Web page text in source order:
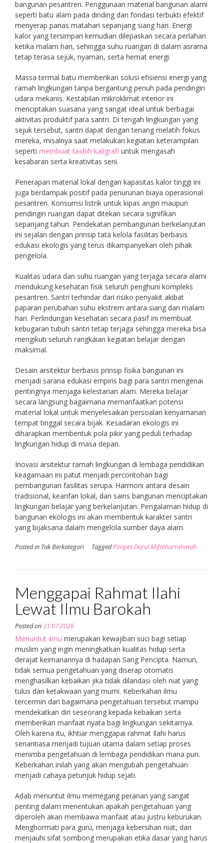
bangunan pesantren. Penggunaan material bangunan alami
seperti batu alam pada dinding dan fondasi terbukti efektif
menyerap panas matahari sepanjang siang hari. Energi
kalor yang tersimpan kemudian dilepaskan secara perlahan
ketika malam hari, sehingga suhu ruangan di dalam asrama
tetap terasa sejuk, nyaman, serta hemat energi.
Massa termal batu memberikan solusi efisiensi energi yang
ramah lingkungan tanpa bergantung penuh pada pendingin
udara mekanis. Kestabilan mikroklimat interior ini
menciptakan suasana yang sangat ideal untuk berbagai
aktivitas produktif para santri. Di tengah lingkungan yang
sejuk tersebut, santri dapat dengan tenang melatih fokus
mereka, misalnya saat melakukan kegiatan keterampilan
seperti membuat tasbih kaligrafi untuk mengasah
kesabaran serta kreativitas seni.
Penerapan material lokal dengan kapasitas kalor tinggi ini
juga berdampak positif pada penurunan biaya operasional
pesantren. Konsumsi listrik untuk kipas angin maupun
pendingin ruangan dapat ditekan secara signifikan
sepanjang tahun. Pendekatan pembangunan berkelanjutan
ini sejalan dengan prinsip tata kelola fasilitas berbasis
edukasi ekologis yang terus dikampanyekan oleh pihak
pengelola.
Kualitas udara dan suhu ruangan yang terjaga secara alami
mendukung kesehatan fisik seluruh penghuni kompleks
pesantren. Santri terhindar dari risiko penyakit akibat
paparan perubahan suhu ekstrem antara siang dan malam
hari. Perlindungan kesehatan secara pasif ini membuat
kebugaran tubuh santri tetap terjaga sehingga mereka bisa
mengikuti seluruh rangkaian kegiatan belajar dengan
maksimal.
Desain arsitektur berbasis prinsip fisika bangunan ini
menjadi sarana edukasi empiris bagi para santri mengenai
pentingnya menjaga kelestarian alam. Mereka belajar
secara langsung bagaimana memanfaatkan potensi
material lokal untuk menyelesaikan persoalan kenyamanan
tempat tinggal secara bijak. Kesadaran ekologis ini
diharapkan membentuk pola pikir yang peduli terhadap
lingkungan hidup di masa depan.
Inovasi arsitektur ramah lingkungan di lembaga pendidikan
keagamaan ini patut menjadi percontohan bagi
pembangunan fasilitas serupa. Harmoni antara desain
tradisional, kearifan lokal, dan sains bangunan menciptakan
lingkungan belajar yang berkelanjutan. Pengalaman hidup di
bangunan ekologis ini akan membentuk karakter santri
yang bijaksana dalam mengelola sumber daya alam.
Posted in Tak Berkategori TaggedPonpes Darul Mifathurrahmah
Menggapai Rahmat Ilahi
Lewat Ilmu Barokah
Posted on31.07.2026
Menuntut ilmu merupakan kewajiban suci bagi setiap
muslim yang ingin meningkatkan kualitas hidup serta
derajat keimanannya di hadapan Sang Pencipta. Namun,
tidak semua pengetahuan yang diserap otomatis
menghasilkan kebaikan jika tidak dilandasi oleh niat yang
tulus dan ketakwaan yang murni. Keberkahan ilmu
tercermin dari bagaimana pengetahuan tersebut mampu
mendekatkan diri seseorang kepada kebaikan serta
memberikan manfaat nyata bagi lingkungan sekitarnya.
Oleh karena itu, ikhtiar menggapai rahmat Ilahi harus
senantiasa menjadi tujuan utama dalam setiap proses
menimba pengetahuan di lembaga pendidikan mana pun.
Keberkahan inilah yang akan mengubah pengetahuan
menjadi cahaya petunjuk hidup sejati.
Adab menuntut ilmu memegang peranan yang sangat
penting dalam menentukan apakah pengetahuan yang
diperoleh akan membawa manfaat atau justru keburukan.
Menghormati para guru, menjaga kebersihan niat, dan
menjauhi sifat sombong merupakan etika dasar yang harus